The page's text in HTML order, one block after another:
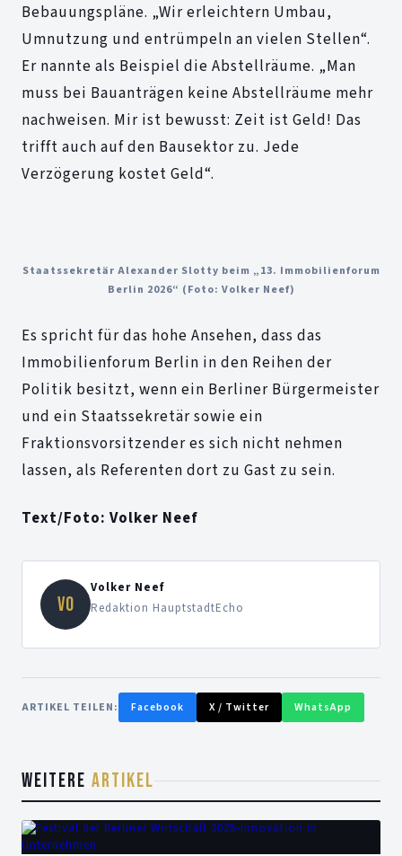
Bebauungspläne. „Wir erleichtern Umbau,
Umnutzung und entrümpeln an vielen Stellen“.
Er nannte als Beispiel die Abstellräume. „Man
muss bei Bauanträgen keine Abstellräume mehr
nachweisen. Mir ist bewusst: Zeit ist Geld! Das
trifft auch auf den Bausektor zu. Jede
Verzögerung kostet Geld“.
Staatssekretär Alexander Slotty beim „13. Immobilienforum
Berlin 2026“ (Foto: Volker Neef)
Es spricht für das hohe Ansehen, dass das
Immobilienforum Berlin in den Reihen der
Politik besitzt, wenn ein Berliner Bürgermeister
und ein Staatssekretär sowie ein
Fraktionsvorsitzender es sich nicht nehmen
lassen, als Referenten dort zu Gast zu sein.
Text/Foto: Volker Neef
VO
Volker Neef
Redaktion HauptstadtEcho
ARTIKEL TEILEN: Facebook X / Twitter WhatsApp
WEITERE ARTIKEL